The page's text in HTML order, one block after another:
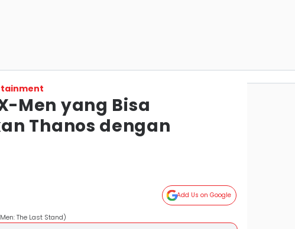
Men yang Bisa
Thanos dengan
Add Us on Google
The Last Stand)